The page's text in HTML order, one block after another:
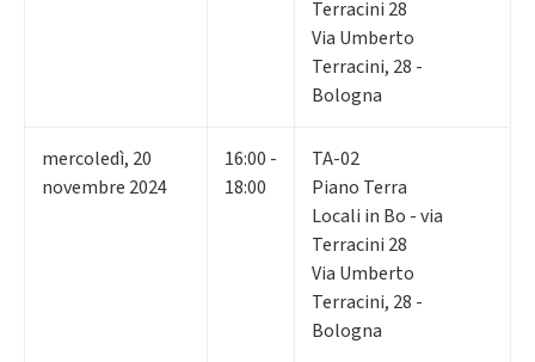
Terracini 28
Via Umberto
Terracini, 28 -
Bologna
mercoledì, 20
novembre 2024
16:00 -
18:00
TA-02
Piano Terra
Locali in Bo - via
Terracini 28
Via Umberto
Terracini, 28 -
Bologna